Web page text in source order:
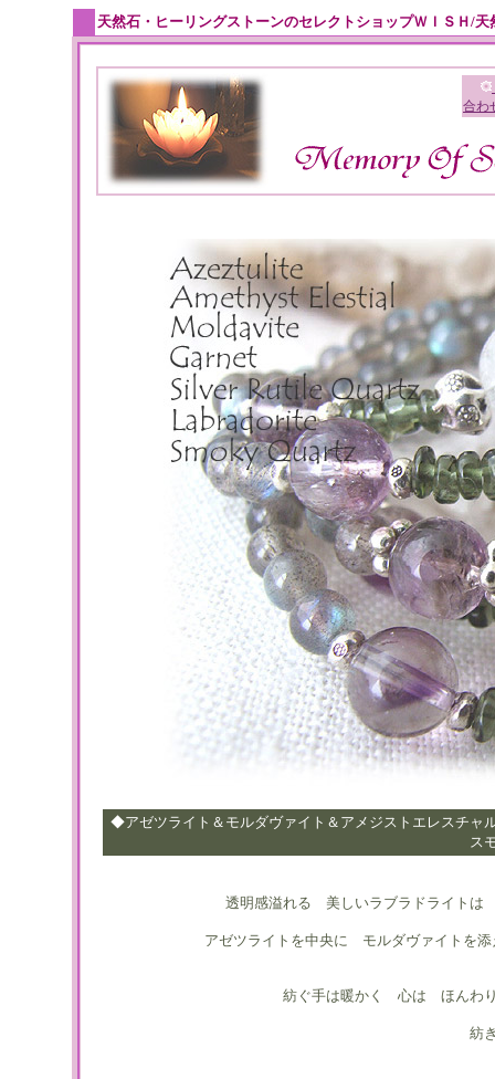
天然石・ヒーリングストーンのセレクトショップＷＩＳＨ/
合わ
◆アゼツライト＆モルダヴァイト＆アメジストエレスチャ
ス
透明感溢れる 美しいラブラドライトは
アゼツライトを中央に モルダヴァイトを
紡ぐ手は暖かく 心は ほんわ
紡